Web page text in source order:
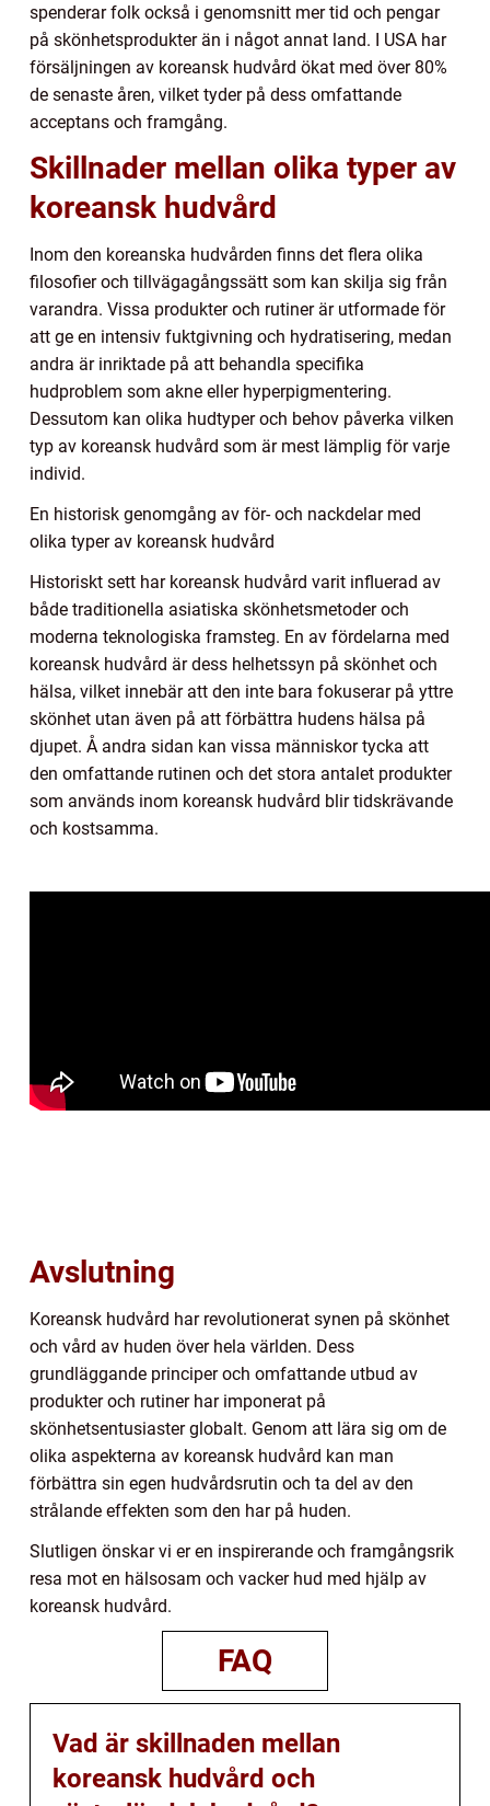
spenderar folk också i genomsnitt mer tid och pengar
på skönhetsprodukter än i något annat land. I USA har
försäljningen av koreansk hudvård ökat med över 80%
de senaste åren, vilket tyder på dess omfattande
acceptans och framgång.
Skillnader mellan olika typer av
koreansk hudvård
Inom den koreanska hudvården finns det flera olika
filosofier och tillvägagångssätt som kan skilja sig från
varandra. Vissa produkter och rutiner är utformade för
att ge en intensiv fuktgivning och hydratisering, medan
andra är inriktade på att behandla specifika
hudproblem som akne eller hyperpigmentering.
Dessutom kan olika hudtyper och behov påverka vilken
typ av koreansk hudvård som är mest lämplig för varje
individ.
En historisk genomgång av för- och nackdelar med
olika typer av koreansk hudvård
Historiskt sett har koreansk hudvård varit influerad av
både traditionella asiatiska skönhetsmetoder och
moderna teknologiska framsteg. En av fördelarna med
koreansk hudvård är dess helhetssyn på skönhet och
hälsa, vilket innebär att den inte bara fokuserar på yttre
skönhet utan även på att förbättra hudens hälsa på
djupet. Å andra sidan kan vissa människor tycka att
den omfattande rutinen och det stora antalet produkter
som används inom koreansk hudvård blir tidskrävande
och kostsamma.
Avslutning
Koreansk hudvård har revolutionerat synen på skönhet
och vård av huden över hela världen. Dess
grundläggande principer och omfattande utbud av
produkter och rutiner har imponerat på
skönhetsentusiaster globalt. Genom att lära sig om de
olika aspekterna av koreansk hudvård kan man
förbättra sin egen hudvårdsrutin och ta del av den
strålande effekten som den har på huden.
Slutligen önskar vi er en inspirerande och framgångsrik
resa mot en hälsosam och vacker hud med hjälp av
koreansk hudvård.
FAQ
Vad är skillnaden mellan
koreansk hudvård och